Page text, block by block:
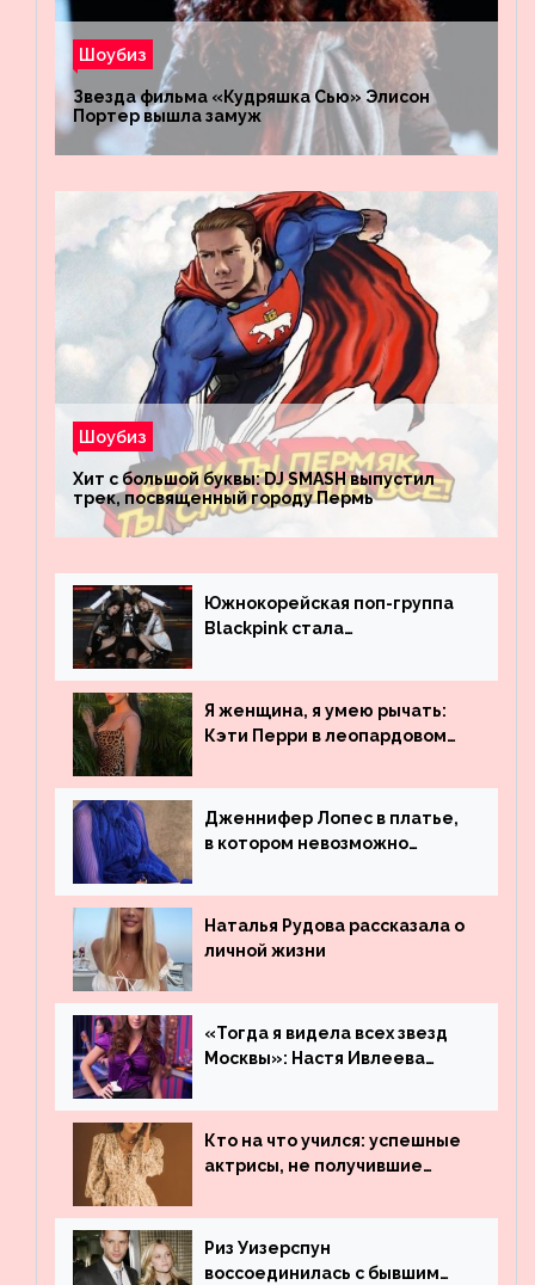
Шоубиз
Звезда фильма «Кудряшка Сью» Элисон
Портер вышла замуж
Шоубиз
Хит с большой буквы: DJ SMASH выпустил
трек, посвященный городу Пермь
Южнокорейская поп-группа
Blackpink стала
просмотрам на YouTube. Они
обогнали даже Джастина
Бибера
Я женщина, я умею рычать:
Кэти Перри в леопардовом
Дженнифер Лопес в платье,
в котором невозможно
Наталья Рудова рассказала о
личной жизни
«Тогда я видела всех звезд
Москвы»: Настя Ивлеева
популярности и выложила
архивные фото
Кто на что учился: успешные
актрисы, не получившие
Риз Уизерспун
воссоединилась с бывшим